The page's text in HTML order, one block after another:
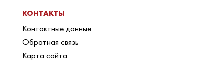
КОНТАКТЫ
Контактные данные
Обратная связь
Карта сайта